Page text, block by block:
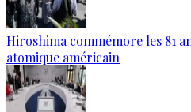
Hiroshima commémore les 81
atomique américain